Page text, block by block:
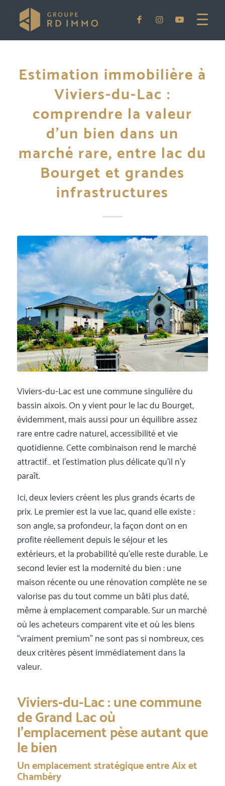
Estimation immobilière à
Viviers-du-Lac :
comprendre la valeur
d’un bien dans un
marché rare, entre lac du
Bourget et grandes
infrastructures
Viviers-du-Lac est une commune singulière du
bassin aixois. On y vient pour le lac du Bourget,
évidemment, mais aussi pour un équilibre assez
rare entre cadre naturel, accessibilité et vie
quotidienne. Cette combinaison rend le marché
attractif… et l’estimation plus délicate qu’il n’y
paraît.
Ici, deux leviers créent les plus grands écarts de
prix. Le premier est la vue lac, quand elle existe :
son angle, sa profondeur, la façon dont on en
profite réellement depuis le séjour et les
extérieurs, et la probabilité qu’elle reste durable. Le
second levier est la modernité du bien : une
maison récente ou une rénovation complète ne se
valorise pas du tout comme un bâti plus daté,
même à emplacement comparable. Sur un marché
où les acheteurs comparent vite et où les biens
“vraiment premium” ne sont pas si nombreux, ces
deux critères pèsent immédiatement dans la
valeur.
Viviers-du-Lac : une commune
de Grand Lac où
l’emplacement pèse autant que
le bien
Un emplacement stratégique entre Aix et
Chambéry